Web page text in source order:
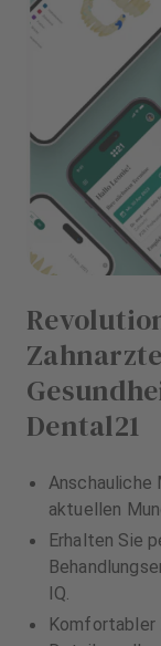
Dental21
Anschauliche
aktuellen
Erhalten Sie
IQ.
Komfortabler